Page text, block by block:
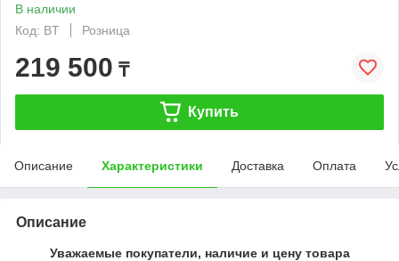
В наличии
Код: BT
Розница
219 500 ₸
Купить
Описание Характеристики Доставка Оплата
Описание
Уважаемые покупатели, наличие и цену товара